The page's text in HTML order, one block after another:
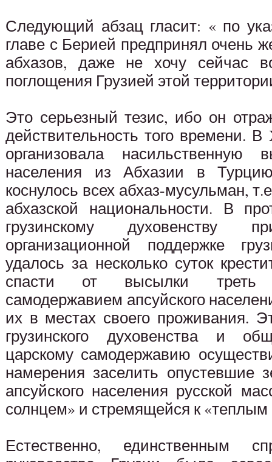
Следующий абзац гласит: « по
главе с Берией предпринял очень
абхазов, даже не хочу сейчас
поглощения Грузией этой
Это серьезный тезис, ибо он
действительность того времени.
организовала насильственную
населения из Абхазии в
коснулось всех абхаз-мусульман,
абхазской национальности. В
грузинскому духовенству
организационной поддержке
удалось за несколько суток
спасти от высылки треть
самодержавием апсуйского
их в местах своего проживания.
грузинского духовенства и
царскому самодержавию
намерения заселить опустевшие
апсуйского населения русской
солнцем» и стремящейся к
Естественно, единственным